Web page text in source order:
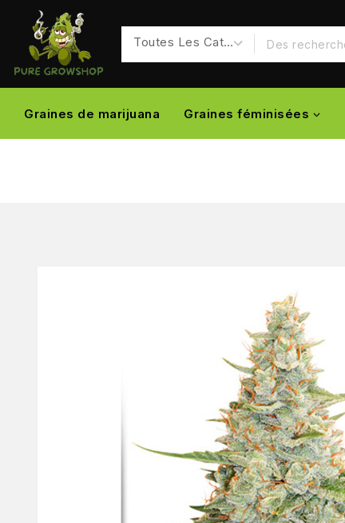
Graines de marijuana Graines féminisées